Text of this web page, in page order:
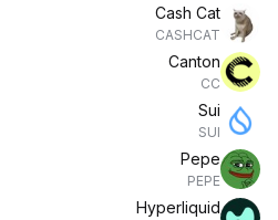
Cash Cat
CASHCAT
Canton
CC
Sui
SUI
Pepe
PEPE
Hyperliquid